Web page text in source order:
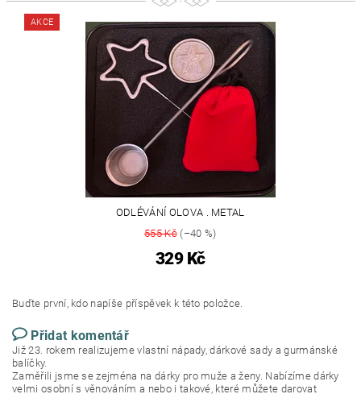
AKCE
ODLÉVÁNÍ OLOVA . METAL
555 Kč(–40 %)
329 Kč
Buďte první, kdo napíše příspěvek k této položce.
Přidat komentář
Již 23. rokem realizujeme vlastní nápady, dárkové sady a gurmánské
balíčky.
Zaměřili jsme se zejména na dárky pro muže a ženy. Nabízíme dárky
velmi osobní s věnováním a nebo i takové, které můžete darovat